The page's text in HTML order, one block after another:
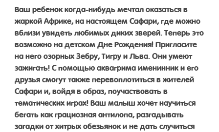
Ваш ребенок когда-нибудь мечтал оказаться в
жаркой Африке, на настоящем Сафари, где можно
вблизи увидеть любимых диких зверей. Теперь это
возможно на детском Дне Рождения! Пригласите
на него озорных Зебру, Тигру и Льва. Они умеют
зажигать! С помощью аквагрима именинник и его
друзья смогут также перевоплотиться в жителей
Сафари и, войдя в образ, поучаствовать в
тематических играх! Ваш малыш хочет научиться
бегать как грациозная антилопа, разгадывать
загадки от хитрых обезьянок и не дать случиться